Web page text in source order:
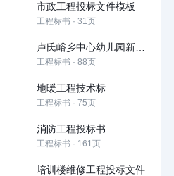
市政工程投标文件模板
工程标书 · 31页
工程标书 · 88页
地暖工程技术标
工程标书 · 75页
消防工程投标书
工程标书 · 161页
培训楼维修工程投标文件